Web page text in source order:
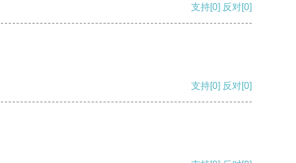
支持[0] 反对[0]
支持[0] 反对[0]